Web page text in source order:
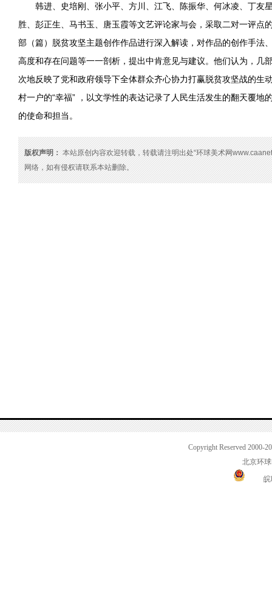
韩进、史培刚、张小平、方川、江飞、陈振华、何冰凌、丁友
胜、彭正生、马书玉、唐玉霞等文艺评论家与会，采取二对一评点
部（篇）脱贫攻坚主题创作作品进行深入解读，对作品的创作手法
高度和存在问题等一一剖析，提出中肯意见与建议。他们认为，几
次地反映了党和政府领导下全体群众齐心协力打赢脱贫攻坚战的生
村一户的“幸福” ，以文学性的表达记录了人民生活发生的翻天覆地
的使命和担当。
版权声明：本站原创内容欢迎转载，转载请注明出处“环球美术网
网络，如有侵权请联系本站删除。
Copyright Reserved 2000-
北京环